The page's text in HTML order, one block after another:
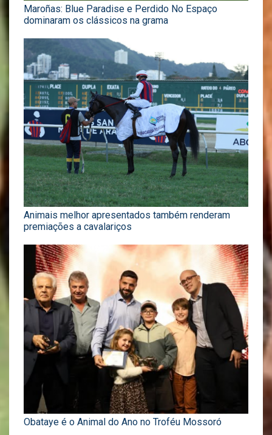
Maroñas: Blue Paradise e Perdido No Espaço
dominaram os clássicos na grama
Animais melhor apresentados também renderam
premiações a cavalariços
Obataye é o Animal do Ano no Troféu Mossoró